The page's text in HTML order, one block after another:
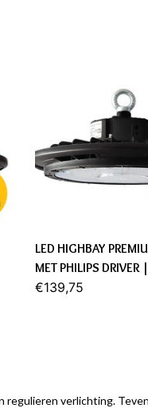
LED HIGHBAY
MET PHILIPS
€139,75
verlichting.